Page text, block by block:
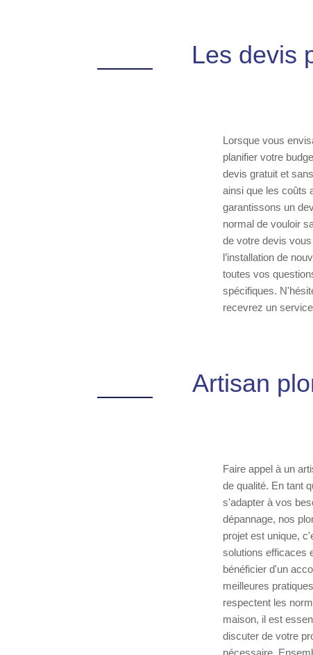
Les devis
Lorsque vous
planifier votre
devis gratuit et
ainsi que les coûts
garantissons un
normal de vouloir
de votre devis
l’installation de
toutes vos
spécifiques.
recevrez un
Artisan
Faire appel à un
de qualité. En tant
s'adapter à vos
dépannage, nos
projet est unique,
solutions efficaces
bénéficier d'un
meilleures
respectent les
maison, il est
discuter de votre
nécessaire.